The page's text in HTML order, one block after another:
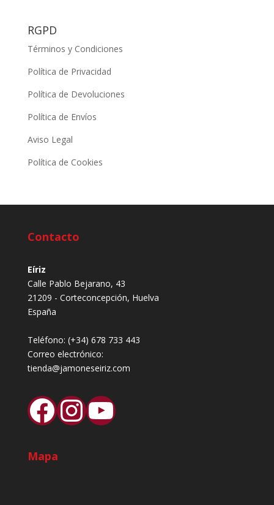
RGPD
Términos y Condiciones
Política de Privacidad
Política de Devoluciones
Política de Envíos
Aviso Legal
Política de Cookies
Contacto
Eíriz
Calle Pablo Bejarano, 43
21209 - Corteconcepción, Huelva
España
Teléfono: (+34) 678 733 443
Correo electrónico:
tienda@jamoneseiriz.com
Facebook
Instagram
YouTube
Mapa